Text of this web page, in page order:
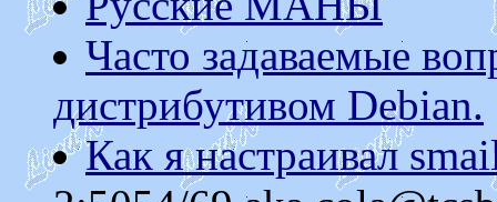
Часто задаваемые
дистрибутивом Debian.
Как я настраивал